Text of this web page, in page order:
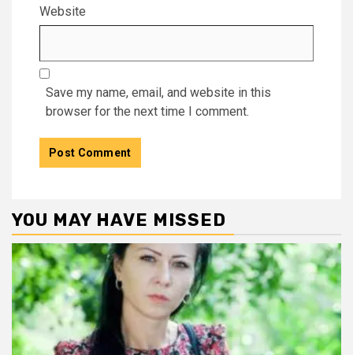
Website
Save my name, email, and website in this
browser for the next time I comment.
YOU MAY HAVE MISSED